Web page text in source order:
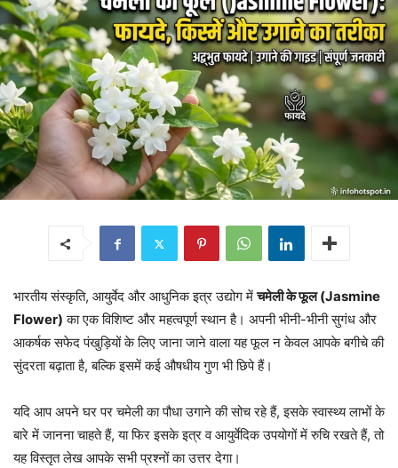
भारतीय संस्कृति, आयुर्वेद और आधुनिक इत्र उद्योग मेंचमेली के फूल (Jasmine
Flower) का एक विशिष्ट और महत्वपूर्ण स्थान है। अपनी भीनी-भीनी सुगंध और
आकर्षक सफेद पंखुड़ियों के लिए जाना जाने वाला यह फूल न केवल आपके बगीचे की
सुंदरता बढ़ाता है, बल्कि इसमें कई औषधीय गुण भी छिपे हैं।
यदि आप अपने घर पर चमेली का पौधा उगाने की सोच रहे हैं, इसके स्वास्थ्य लाभों के
बारे में जानना चाहते हैं, या फिर इसके इत्र व आयुर्वेदिक उपयोगों में रुचि रखते हैं, तो
यह विस्तृत लेख आपके सभी प्रश्नों का उत्तर देगा।